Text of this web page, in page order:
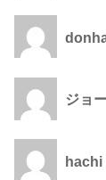
ジョ
hachi